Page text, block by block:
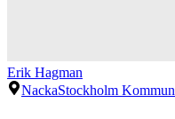
Erik Hagman
NackaStockholm Kommun